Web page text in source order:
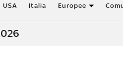
USA Italia Europee